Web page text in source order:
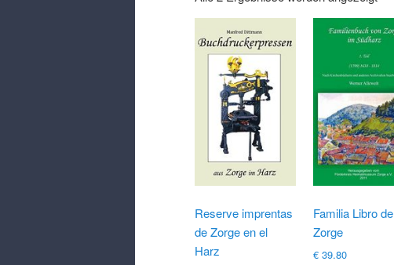
Reserve imprentas
de Zorge en el
Harz
Familia Libro de
Zorge
€39.80